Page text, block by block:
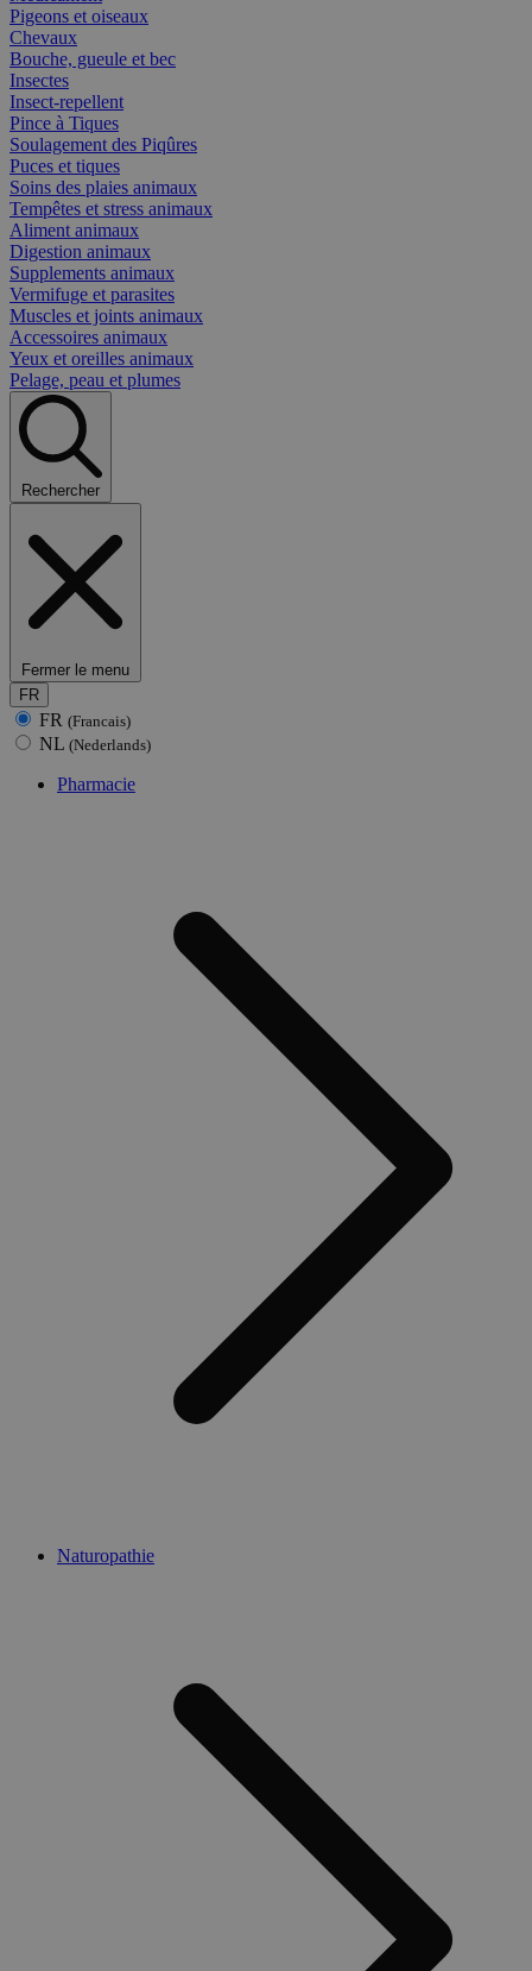
Pigeons et oiseaux
Chevaux
Bouche, gueule et bec
Insectes
Insect-repellent
Pince à Tiques
Soulagement des Piqûres
Puces et tiques
Soins des plaies animaux
Tempêtes et stress animaux
Aliment animaux
Digestion animaux
Supplements animaux
Vermifuge et parasites
Muscles et joints animaux
Accessoires animaux
Yeux et oreilles animaux
Pelage, peau et plumes
Rechercher
Fermer le menu
FR
FR (Francais)
NL (Nederlands)
Pharmacie
Naturopathie